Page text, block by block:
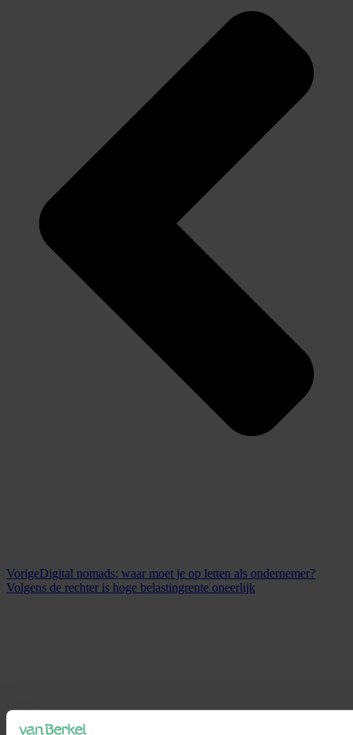
VorigeDigital nomads: waar moet je op letten als ondernemer?
Volgens de rechter is hoge belastingrente oneerlijk